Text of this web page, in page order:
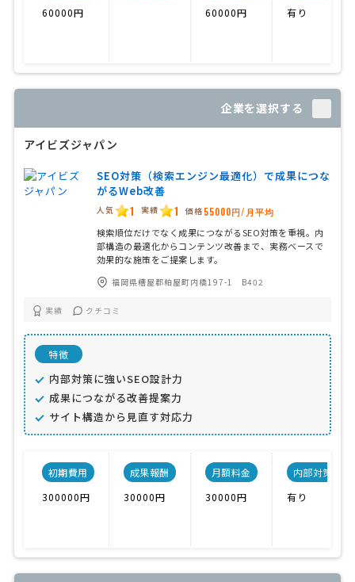
60000円
60000円
有り
企業を選択する
アイビズジャパン
SEO対策（検索エンジン最適化）で成果につな
がるWeb改善
人気 1 実績 1 価格 55000円/月平均
検索順位だけでなく成果につながるSEO対策を重視。内
部構造の最適化からコンテンツ改善まで、実務ベースで
効果的な施策をご提案します。
福岡県糟屋郡粕屋町内橋197-1 B402
実績 クチコミ
特徴
内部対策に強いSEO設計力
成果につながる改善提案力
サイト構造から見直す対応力
初期費用
300000円
成果報酬
30000円
月額料金
30000円
内部対策
有り